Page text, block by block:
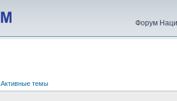
Форум
Активные темы